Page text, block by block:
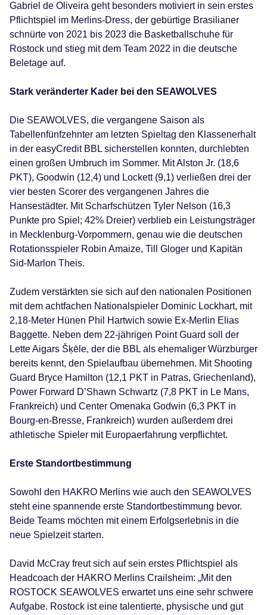
Gabriel de Oliveira geht besonders motiviert in sein erstes
Pflichtspiel im Merlins-Dress, der gebürtige Brasilianer
schnürte von 2021 bis 2023 die Basketballschuhe für
Rostock und stieg mit dem Team 2022 in die deutsche
Beletage auf.
Stark veränderter Kader bei den SEAWOLVES
Die SEAWOLVES, die vergangene Saison als
Tabellenfünfzehnter am letzten Spieltag den Klassenerhalt
in der easyCredit BBL sicherstellen konnten, durchlebten
einen großen Umbruch im Sommer. Mit Alston Jr. (18,6
PKT), Goodwin (12,4) und Lockett (9,1) verließen drei der
vier besten Scorer des vergangenen Jahres die
Hansestädter. Mit Scharfschützen Tyler Nelson (16,3
Punkte pro Spiel; 42% Dreier) verblieb ein Leistungsträger
in Mecklenburg-Vorpommern, genau wie die deutschen
Rotationsspieler Robin Amaize, Till Gloger und Kapitän
Sid-Marlon Theis.
Zudem verstärkten sie sich auf den nationalen Positionen
mit dem achtfachen Nationalspieler Dominic Lockhart, mit
2,18-Meter Hünen Phil Hartwich sowie Ex-Merlin Elias
Baggette. Neben dem 22-jährigen Point Guard soll der
Lette Aigars Šķēle, der die BBL als ehemaliger Würzburger
bereits kennt, den Spielaufbau übernehmen. Mit Shooting
Guard Bryce Hamilton (12,1 PKT in Patras, Griechenland),
Power Forward D’Shawn Schwartz (7,8 PKT in Le Mans,
Frankreich) und Center Omenaka Godwin (6,3 PKT in
Bourg-en-Bresse, Frankreich) wurden außerdem drei
athletische Spieler mit Europaerfahrung verpflichtet.
Erste Standortbestimmung
Sowohl den HAKRO Merlins wie auch den SEAWOLVES
steht eine spannende erste Standortbestimmung bevor.
Beide Teams möchten mit einem Erfolgserlebnis in die
neue Spielzeit starten.
David McCray freut sich auf sein erstes Pflichtspiel als
Headcoach der HAKRO Merlins Crailsheim: „Mit den
ROSTOCK SEAWOLVES erwartet uns eine sehr schwere
Aufgabe. Rostock ist eine talentierte, physische und gut